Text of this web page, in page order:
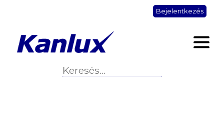
Bejelentkezés